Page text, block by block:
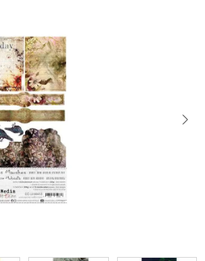
objednávka
podmínky
údajů
Ověřování recenzí